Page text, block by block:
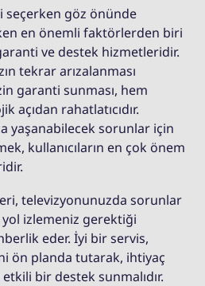
seçerken göz önünde
en önemli faktörlerden biri
ve destek hizmetleridir.
tekrar arızalanması
garanti sunması, hem
açıdan rahatlatıcıdır.
yaşanabilecek sorunlar için
kullanıcıların en çok önem
televizyonunuzda sorunlar
yol izlemeniz gerektiği
eder. İyi bir servis,
ön planda tutarak, ihtiyaç
bir destek sunmalıdır.